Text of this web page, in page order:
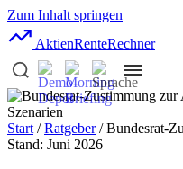
Zum Inhalt springen
AktienRenteRechner
Start /Ratgeber/ Bundesrat-
Stand: Juni 2026